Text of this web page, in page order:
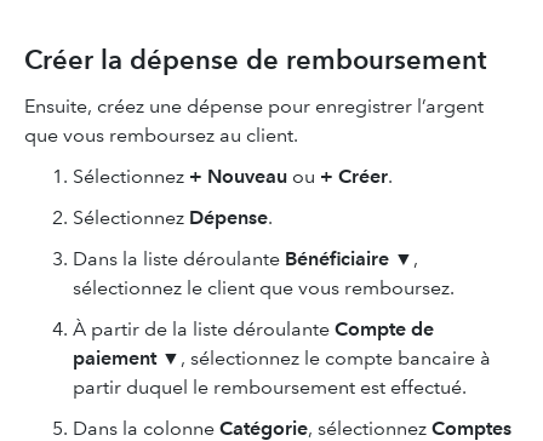
Créer la dépense de remboursement
Ensuite, créez une dépense pour enregistrer l’argent
que vous remboursez au client.
Sélectionnez + Nouveau ou + Créer.
Sélectionnez Dépense.
Dans la liste déroulante Bénéficiaire ▼,
sélectionnez le client que vous remboursez.
À partir de la liste déroulante Compte de
paiement▼, sélectionnez le compte bancaire à
partir duquel le remboursement est effectué.
Dans la colonne Catégorie, sélectionnez Comptes